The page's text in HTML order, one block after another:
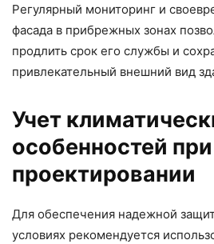
Регулярный мониторинг и
фасада в прибрежных зонах
продлить срок его службы и
привлекательный внешний вид
Учет
особенностей при
проектировании
Для обеспечения надежной
условиях рекомендуется